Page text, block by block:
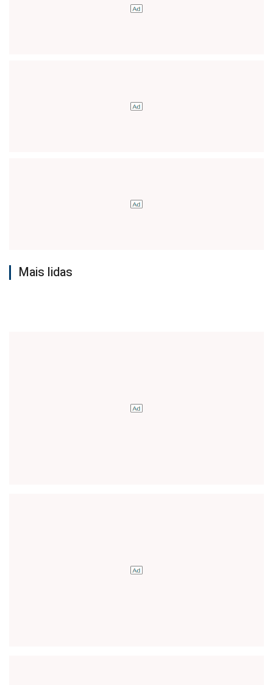
Mais lidas